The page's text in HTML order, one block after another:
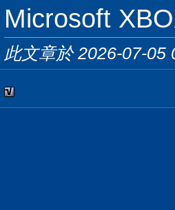
Microsoft
此文章於 2026-07-05